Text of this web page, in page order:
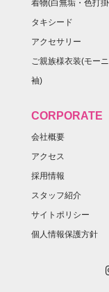
着物(白無垢・色打
タキシード
アクセサリー
ご親族様衣装(モー
袖)
CORPORATE
会社概要
アクセス
採用情報
スタッフ紹介
サイトポリシー
個人情報保護方針